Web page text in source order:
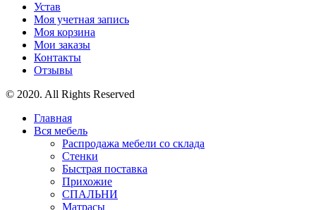
Устав
Моя учетная запись
Моя корзина
Мои заказы
Контакты
Отзывы
© 2020. All Rights Reserved
Главная
Вся мебель
Распродажа мебели со склада
Стенки
Быстрая поставка
Прихожие
СПАЛЬНИ
Матрасы